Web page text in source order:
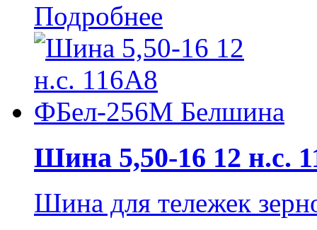
Подробнее
Шина 5,50-16 12 н.с.
Шина для тележек